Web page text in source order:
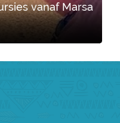
vanaf Marsa